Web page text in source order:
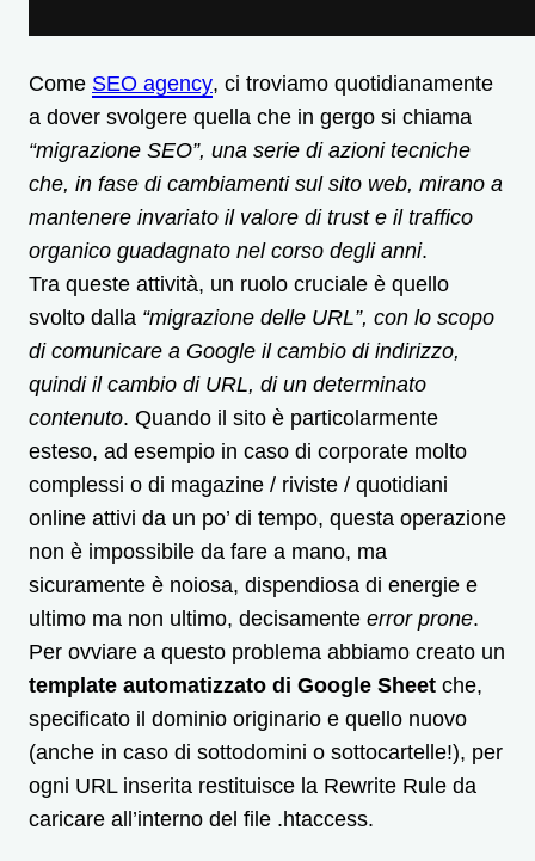
Come SEO agency, ci troviamo quotidianamente
a dover svolgere quella che in gergo si chiama
“migrazione SEO”, una serie di azioni tecniche
che, in fase di cambiamenti sul sito web, mirano a
mantenere invariato il valore di trust e il traffico
organico guadagnato nel corso degli anni.
Tra queste attività, un ruolo cruciale è quello
svolto dalla “migrazione delle URL”, con lo scopo
di comunicare a Google il cambio di indirizzo,
quindi il cambio di URL, di un determinato
contenuto. Quando il sito è particolarmente
esteso, ad esempio in caso di corporate molto
complessi o di magazine / riviste / quotidiani
online attivi da un po’ di tempo, questa operazione
non è impossibile da fare a mano, ma
sicuramente è noiosa, dispendiosa di energie e
ultimo ma non ultimo, decisamente error prone.
Per ovviare a questo problema abbiamo creato un
template automatizzato di Google Sheet che,
specificato il dominio originario e quello nuovo
(anche in caso di sottodomini o sottocartelle!), per
ogni URL inserita restituisce la Rewrite Rule da
caricare all’interno del file .htaccess.